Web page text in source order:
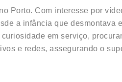
Porto. Com interesse por
a infância que desmontava
em serviço,
e redes, assegurando o